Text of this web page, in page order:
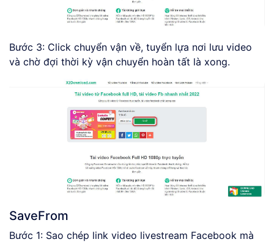
Bước 3: Click chuyển vận về, tuyển lựa nơi lưu video
và chờ đợi thời kỳ vận chuyển hoàn tất là xong.
SaveFrom
Bước 1: Sao chép link video livestream Facebook mà